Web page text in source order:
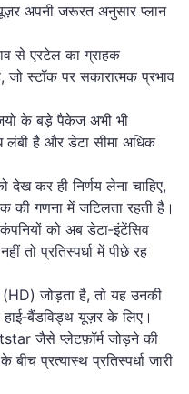
अपनी जरूरत अनुसार प्लान
से एरटेल का ग्राहक
स्टॉक पर सकारात्मक प्रभाव
के बड़े पैकेज अभी भी
लंबी है और डेटा सीमा अधिक
देख कर ही निर्णय लेना चाहिए,
की गणना में जटिलता रहती है।
को अब डेटा‑इंटेंसिव
तो प्रतिस्पर्धा में पीछे रह
जोड़ता है, तो यह उनकी
यूज़र के लिए।
जैसे प्लेटफ़ॉर्म जोड़ने की
प्रत्यास्थ प्रतिस्पर्धा जारी